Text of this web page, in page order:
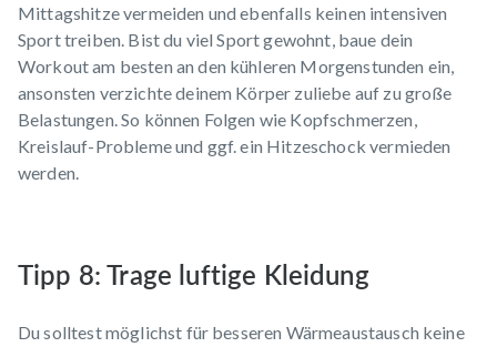
Mittagshitze vermeiden und ebenfalls keinen intensiven
Sport treiben. Bist du viel Sport gewohnt, baue dein
Workout am besten an den kühleren Morgenstunden ein,
ansonsten verzichte deinem Körper zuliebe auf zu große
Belastungen. So können Folgen wie Kopfschmerzen,
Kreislauf-Probleme und ggf. ein Hitzeschock vermieden
werden.
Tipp 8: Trage luftige Kleidung
Du solltest möglichst für besseren Wärmeaustausch keine